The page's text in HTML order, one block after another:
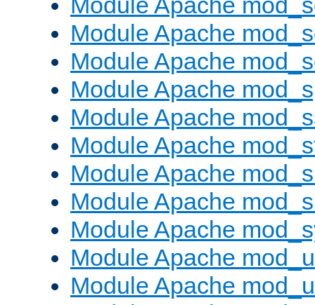
Module Apache
Module Apache
Module Apache
Module Apache
Module Apache
Module Apache
Module Apache
Module Apache
Module Apache
Module Apache